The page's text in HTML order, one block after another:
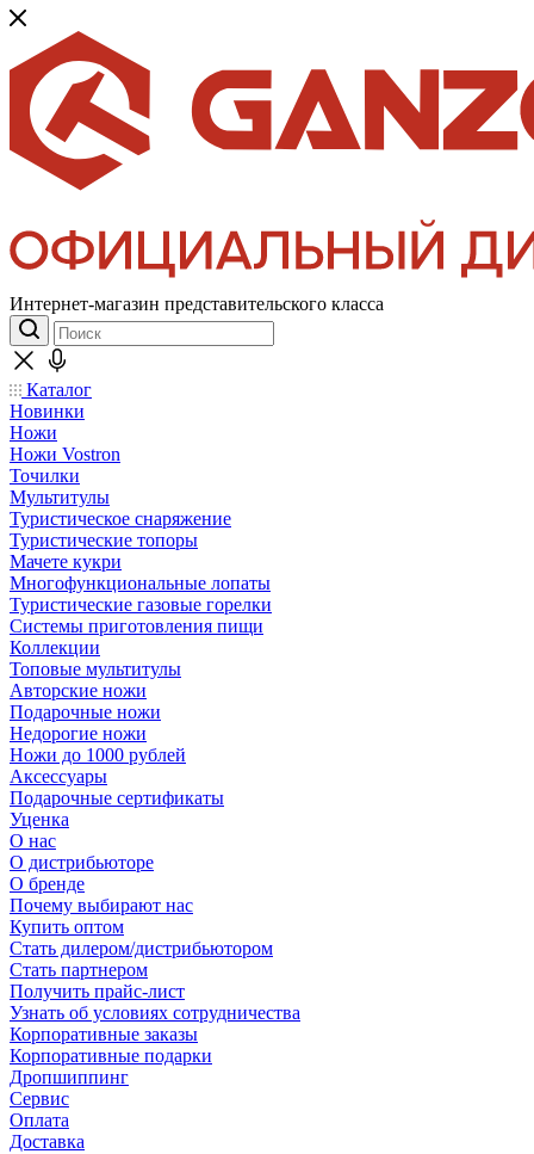
Интернет-магазин представительского класса
Каталог
Новинки
Ножи
Ножи Vostron
Точилки
Мультитулы
Туристическое снаряжение
Туристические топоры
Мачете кукри
Многофункциональные лопаты
Туристические газовые горелки
Системы приготовления пищи
Коллекции
Топовые мультитулы
Авторские ножи
Подарочные ножи
Недорогие ножи
Ножи до 1000 рублей
Аксессуары
Подарочные сертификаты
Уценка
О нас
О дистрибьюторе
О бренде
Почему выбирают нас
Купить оптом
Стать дилером/дистрибьютором
Стать партнером
Получить прайс-лист
Узнать об условиях сотрудничества
Корпоративные заказы
Корпоративные подарки
Дропшиппинг
Сервис
Оплата
Доставка